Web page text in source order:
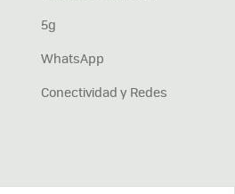
5g
WhatsApp
Conectividad y Redes